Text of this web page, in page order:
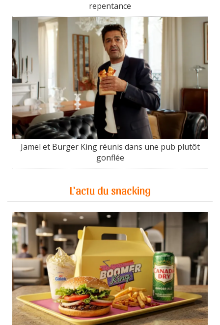
repentance
Jamel et Burger King réunis dans une pub plutôt
gonflée
L'actu du snacking